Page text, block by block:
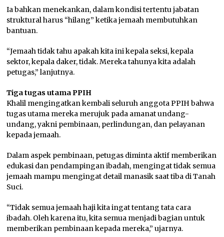
Ia bahkan menekankan, dalam kondisi tertentu jabatan
struktural harus “hilang” ketika jemaah membutuhkan
bantuan.
“Jemaah tidak tahu apakah kita ini kepala seksi, kepala
sektor, kepala daker, tidak. Mereka tahunya kita adalah
petugas,” lanjutnya.
Tiga tugas utama PPIH
Khalil mengingatkan kembali seluruh anggota PPIH bahwa
tugas utama mereka merujuk pada amanat undang-
undang, yakni pembinaan, perlindungan, dan pelayanan
kepada jemaah.
Dalam aspek pembinaan, petugas diminta aktif memberikan
edukasi dan pendampingan ibadah, mengingat tidak semua
jemaah mampu mengingat detail manasik saat tiba di Tanah
Suci.
“Tidak semua jemaah haji kita ingat tentang tata cara
ibadah. Oleh karena itu, kita semua menjadi bagian untuk
memberikan pembinaan kepada mereka,” ujarnya.